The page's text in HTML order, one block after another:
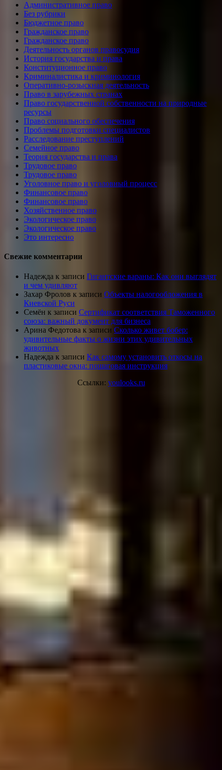
Административное право
Без рубрики
Бюджетное право
Гражданское право
Гражданское право
Деятельность органов правосудия
История государства и права
Конституционное право
Криминалистика и криминология
Оперативно-розыскная деятельность
Право в зарубежных странах
Право государственной собственности на природные
ресурсы
Право социального обеспечения
Проблемы подготовки специалистов
Расследование преступлений
Семейное право
Теория государства и права
Трудовое право
Трудовое право
Уголовное право и уголовный процесс
Финансовое право
Финансовое право
Хозяйственное право
Экологическое право
Экологическое право
Это интересно
Свежие комментарии
Надежда к записи Гигантские вараны: Как они выглядят
и чем удивляют
Захар Фролов к записи Объекты налогообложения в
Киевской Руси
Семён к записи Сертификат соответствия Таможенного
союза: важный документ для бизнеса
Арина Федотова к записи Сколько живет бобер:
удивительные факты о жизни этих удивительных
животных
Надежда к записи Как самому установить откосы на
пластиковые окна: пошаговая инструкция
Ссылки: youlooks.ru